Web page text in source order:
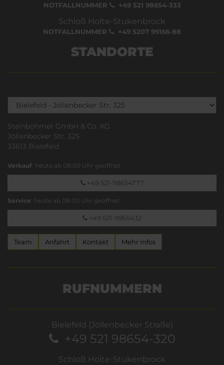
NOTFALLNUMMER +49 521 98654-333
Schloß Holte-Stukenbrock
NOTFALLNUMMER +49 5207 99166-88
STANDORTE
Steinböhmer GmbH & Co. KG
Jöllenbecker Str. 325
33613 Bielefeld
Verkauf: heute ab 08:00 Uhr geöffnet
+49 521-98654777
Service: heute ab 08:00 Uhr geöffnet
+49 521-9865432
Team Anfahrt Kontakt Mehr Infos
RUFNUMMERN
Bielefeld (Jöllenbecker Straße)
+49 521 98654-320
Schloß Holte-Stukenbrock